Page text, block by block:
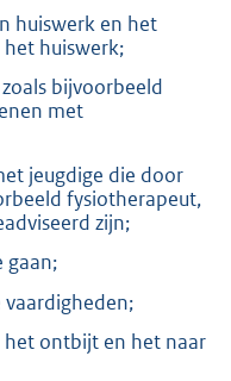
huiswerk en het
huiswerk;
bijvoorbeeld
met
jeugdige die door
fysiotherapeut,
zijn;
gaan;
vaardigheden;
het ontbijt en het naar